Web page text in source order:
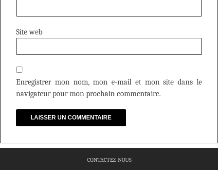
Site web
Enregistrer mon nom, mon e-mail et mon site dans le
navigateur pour mon prochain commentaire.
CONTACTEZ-NOUS